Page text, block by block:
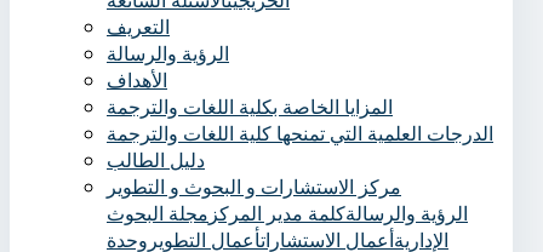
التعريف
الرؤية والرسالة
الأهداف
المزايا الخاصة بكلية اللغات والترجمة
الدرجات العلمية التي تمنحها كلية اللغات والترجمة
دليل الطالب
مركز الاستشارات و البحوث و التطوير
الرؤية والرسالةكلمة مدير المركز مجلة البحوث
الإداريةأعمال الاستشاراتأعمال التطوير وحدة